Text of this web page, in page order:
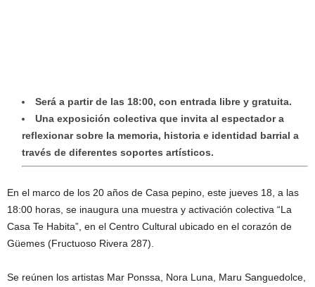
Será a partir de las 18:00, con entrada libre y gratuita.
Una exposición colectiva que invita al espectador a
reflexionar sobre la memoria, historia e identidad barrial a
través de diferentes soportes artísticos.
En el marco de los 20 años de Casa pepino, este jueves 18, a las
18:00 horas, se inaugura una muestra y activación colectiva “La
Casa Te Habita”, en el Centro Cultural ubicado en el corazón de
Güemes (Fructuoso Rivera 287).
Se reúnen los artistas Mar Ponssa, Nora Luna, Maru Sanguedolce,